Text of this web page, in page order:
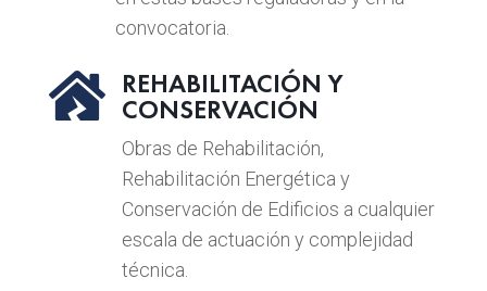
convocatoria.
 REHABILITACIÓN Y
CONSERVACIÓN
Obras de Rehabilitación,
Rehabilitación Energética y
Conservación de Edificios a cualquier
escala de actuación y complejidad
técnica.